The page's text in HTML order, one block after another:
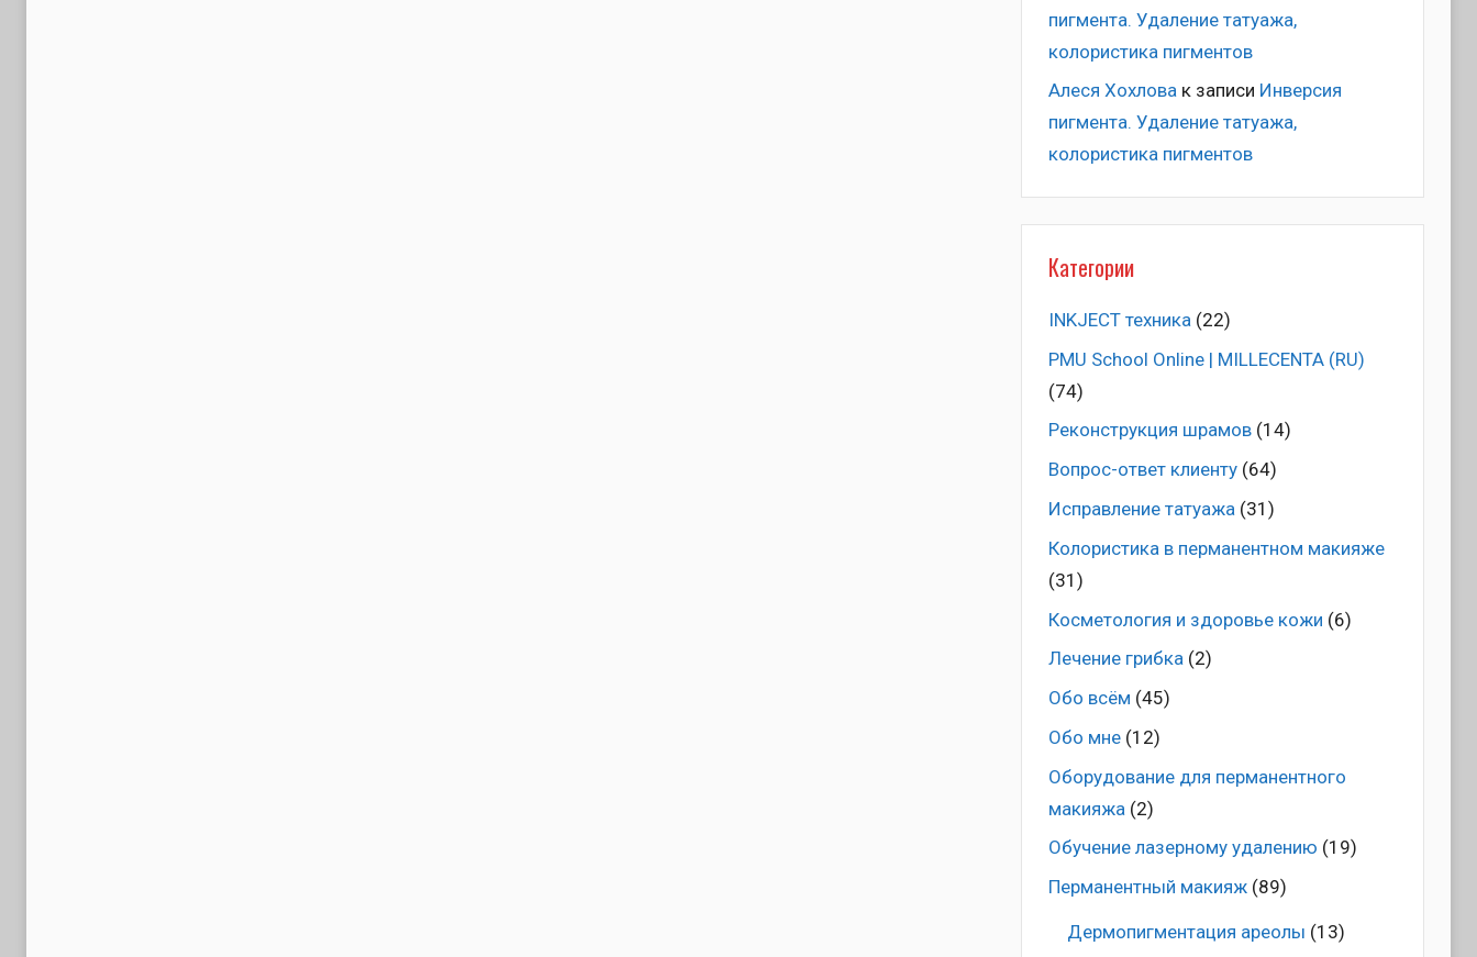
пигмента. Удаление татуажа,
колористика пигментов
Алеся Хохловак записи Инверсия
пигмента. Удаление татуажа,
колористика пигментов
Категории
INKJECT техника (22)
PMU School Online | MILLECENTA (RU)
(74)
Pеконструкция шрамов(14)
Вопрос-ответ клиенту(64)
Исправление татуажа (31)
Колористика в перманентном макияже
(31)
Косметология и здоровье кожи (6)
Лечение грибка(2)
Обо всём (45)
Обо мне(12)
Оборудование для перманентного
макияжа (2)
Обучение лазерному удалению (19)
Перманентный макияж(89)
Дермопигментация ареолы (13)